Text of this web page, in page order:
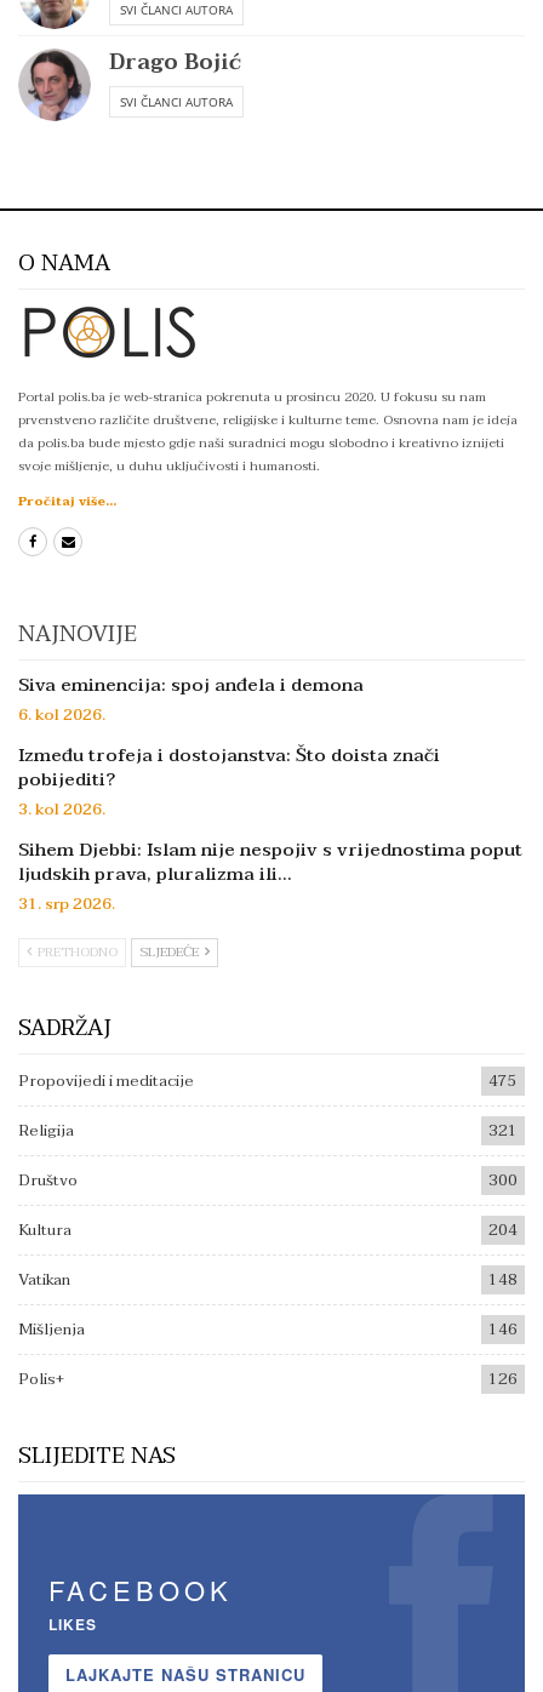
SVI ČLANCI AUTORA
Drago Bojić
SVI ČLANCI AUTORA
O NAMA
Portal polis.ba je web-stranica pokrenuta u prosincu 2020. U fokusu su nam
prvenstveno različite društvene, religijske i kulturne teme. Osnovna nam je ideja
da polis.ba bude mjesto gdje naši suradnici mogu slobodno i kreativno iznijeti
svoje mišljenje, u duhu uključivosti i humanosti.
Pročitaj više...
NAJNOVIJE
Siva eminencija: spoj anđela i demona
6. kol 2026.
Između trofeja i dostojanstva: Što doista znači
pobijediti?
3. kol 2026.
Sihem Djebbi: Islam nije nespojiv s vrijednostima poput
ljudskih prava, pluralizma ili…
31. srp 2026.
PRETHODNO SLJEDEĆE
SADRŽAJ
Propovijedi i meditacije
475
Religija
321
Društvo
300
Kultura
204
Vatikan
148
Mišljenja
146
Polis+
126
SLIJEDITE NAS
FACEBOOK
LIKES
LAJKAJTE NAŠU STRANICU